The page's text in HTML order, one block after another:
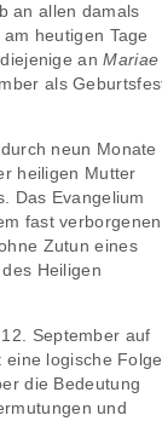
an allen damals
heutigen Tage
anMariae
als
neun Monate
heiligen Mutter
Das Evangelium
fast verborgenen
Zutun eines
Heiligen
September auf
logische Folge
die Bedeutung
und